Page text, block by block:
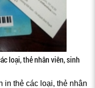
loại, thẻ nhân viên, sinh
in thẻ các loại, thẻ nhân